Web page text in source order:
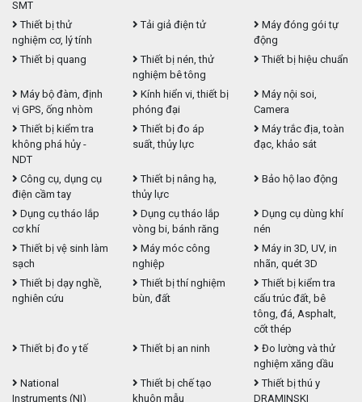
SMT
Thiết bị thử
nghiệm cơ, lý tính
Tải giả điện tử
Máy đóng gói tự
động
Thiết bị quang
Thiết bị nén, thử
nghiệm bê tông
Thiết bị hiệu chuẩn
Máy bộ đàm, định
vị GPS, ống nhòm
Kính hiển vi, thiết bị
phóng đại
Máy nội soi,
Camera
Thiết bị kiểm tra
không phá hủy -
NDT
Thiết bị đo áp
suất, thủy lực
Máy trắc địa, toàn
đạc, khảo sát
Công cụ, dụng cụ
điện cầm tay
Thiết bị nâng hạ,
thủy lực
Bảo hộ lao động
Dụng cụ tháo lắp
cơ khí
Dụng cụ tháo lắp
vòng bi, bánh răng
Dụng cụ dùng khí
nén
Thiết bị vệ sinh làm
sạch
Máy móc công
nghiệp
Máy in 3D, UV, in
nhãn, quét 3D
Thiết bị dạy nghề,
nghiên cứu
Thiết bị thí nghiệm
bùn, đất
Thiết bị kiểm tra
cấu trúc đất, bê
tông, đá, Asphalt,
cốt thép
Thiết bị đo y tế
Thiết bị an ninh
Đo lường và thử
nghiệm xăng dầu
National
Instruments (NI)
Thiết bị chế tạo
khuôn mẫu
Thiết bị thú y
DRAMINSKI